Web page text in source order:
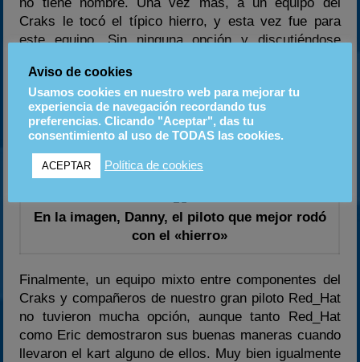
Craks le tocó el típico hierro, y esta vez fue para
este equipo. Sin ninguna opción y discutiéndose
en las rectas, la moral de estos chicos acabó por los
suelos, dedicándose a animar a sus compañeros.
Carrerón de los cuatro que acabaron dignamente y
además en la novena posición, con otros seis
equipos por detrás.
En la imagen, Danny, el piloto que mejor rodó
con el «hierro»
Finalmente, un equipo mixto entre componentes del
Craks y compañeros de nuestro gran piloto Red_Hat
no tuvieron mucha opción, aunque tanto Red_Hat
como Eric demostraron sus buenas maneras cuando
llevaron el kart alguno de ellos. Muy bien igualmente
Aviso de cookies
Usamos cookies en nuestro web para mejorar tu
experiencia de navegación recordando tus
preferencias. Clicando "Aceptar", das tu
consentimiento al uso de TODAS las cookies.
ACEPTAR Política de cookies